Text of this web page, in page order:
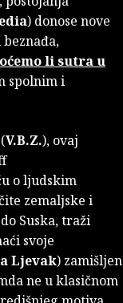
) donose nove
li sutra u
spolnim i
(V.B.Z.), ovaj
o ljudskim
zemaljske i
Suska, traži
svoje
Ljevak) zamišljen
ne u klasičnom